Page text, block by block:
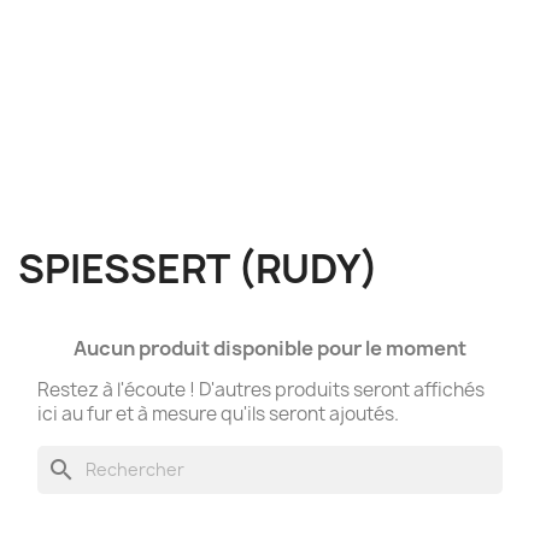
SPIESSERT (RUDY)
Aucun produit disponible pour le moment
Restez à l'écoute ! D'autres produits seront affichés
ici au fur et à mesure qu'ils seront ajoutés.
search